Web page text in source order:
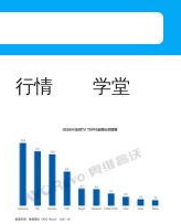
行情 学堂